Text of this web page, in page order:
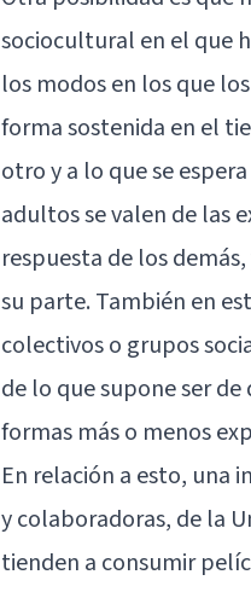
sociocultural en el que
los modos en los que
forma sostenida en el
otro y a lo que se
adultos se valen de las
respuesta de los
su parte. También en
colectivos o grupos
de lo que supone ser
formas más o menos
En relación a esto, una
y colaboradoras, de la
tienden a consumir